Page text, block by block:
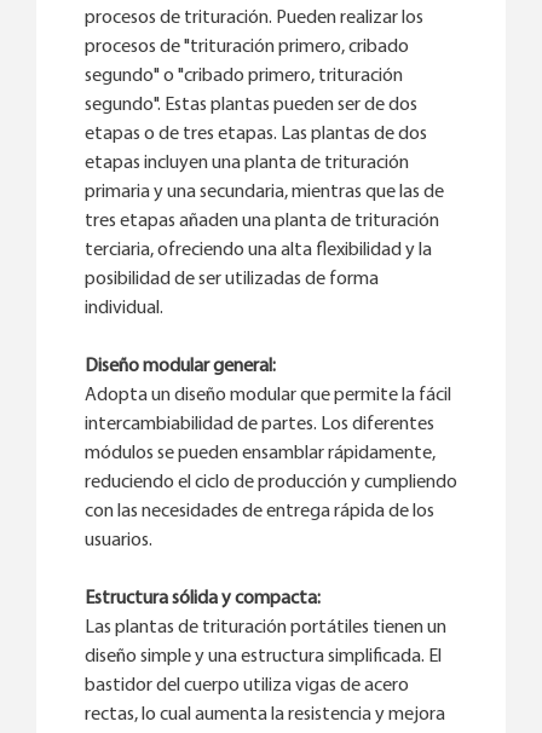
procesos de trituración. Pueden realizar los
procesos de "trituración primero, cribado
segundo" o "cribado primero, trituración
segundo". Estas plantas pueden ser de dos
etapas o de tres etapas. Las plantas de dos
etapas incluyen una planta de trituración
primaria y una secundaria, mientras que las de
tres etapas añaden una planta de trituración
terciaria, ofreciendo una alta flexibilidad y la
posibilidad de ser utilizadas de forma
individual.
Diseño modular general:
Adopta un diseño modular que permite la fácil
intercambiabilidad de partes. Los diferentes
módulos se pueden ensamblar rápidamente,
reduciendo el ciclo de producción y cumpliendo
con las necesidades de entrega rápida de los
usuarios.
Estructura sólida y compacta:
Las plantas de trituración portátiles tienen un
diseño simple y una estructura simplificada. El
bastidor del cuerpo utiliza vigas de acero
rectas, lo cual aumenta la resistencia y mejora